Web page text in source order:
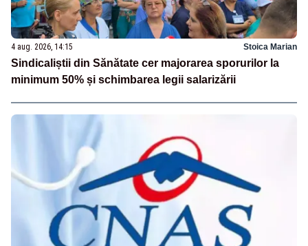
4 aug. 2026, 14:15 Stoica Marian
Sindicaliștii din Sănătate cer majorarea sporurilor la
minimum 50% și schimbarea legii salarizării